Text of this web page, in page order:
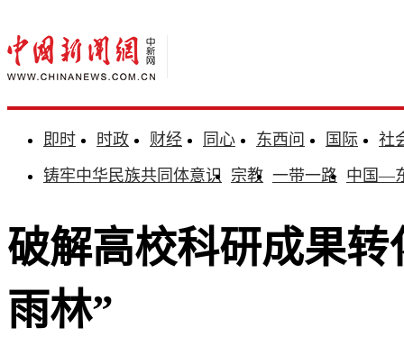
即时 时政 财经 同心 东西问 国际
社
铸牢中华民族共同体意识 宗教 一带一路 中国—
破解高校科研成果
雨林”